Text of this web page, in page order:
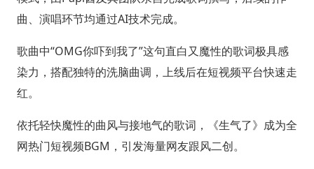
曲、演唱环节均通过AI技术完成。
歌曲中“OMG你吓到我了”这句直白又魔性的歌词极具感
染力，搭配独特的洗脑曲调，上线后在短视频平台快速走
红。
依托轻快魔性的曲风与接地气的歌词，《生气了》成为全
网热门短视频BGM，引发海量网友跟风二创。